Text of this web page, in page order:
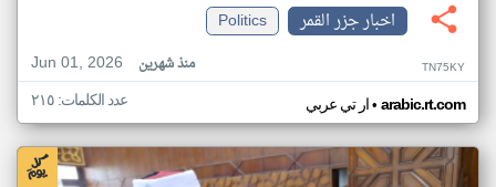
اخبار جزر القمر
Politics
Jun 01, 2026
منذ شهرين TN75KY
ار تي عربي• arabic.rt.com عدد الكلمات: ٢١٥